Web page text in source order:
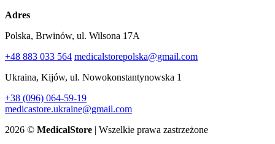
Adres
Polska, Brwinów, ul. Wilsona 17A
+48 883 033 564 medicalstorepolska@gmail.com
Ukraina, Kijów, ul. Nowokonstantynowska 1
+38 (096) 064-59-19
medicastore.ukraine@gmail.com
2026 © MedicalStore | Wszelkie prawa zastrzeżone